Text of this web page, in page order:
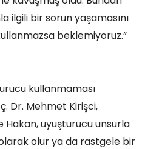
ilgili bir sorun yaşamasını
beklemiyoruz.”
kullanmaması
Dr. Mehmet Kirişci,
Hakan, uyuşturucu unsurla
olur ya da rastgele bir